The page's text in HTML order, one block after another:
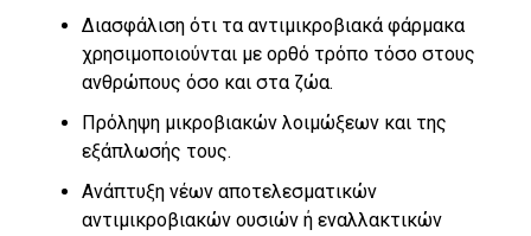
Διασφάλιση ότι τα αντιμικροβιακά φάρμακα
χρησιμοποιούνται με ορθό τρόπο τόσο στους
ανθρώπους όσο και στα ζώα.
Πρόληψη μικροβιακών λοιμώξεων και της
εξάπλωσής τους.
Ανάπτυξη νέων αποτελεσματικών
αντιμικροβιακών ουσιών ή εναλλακτικών